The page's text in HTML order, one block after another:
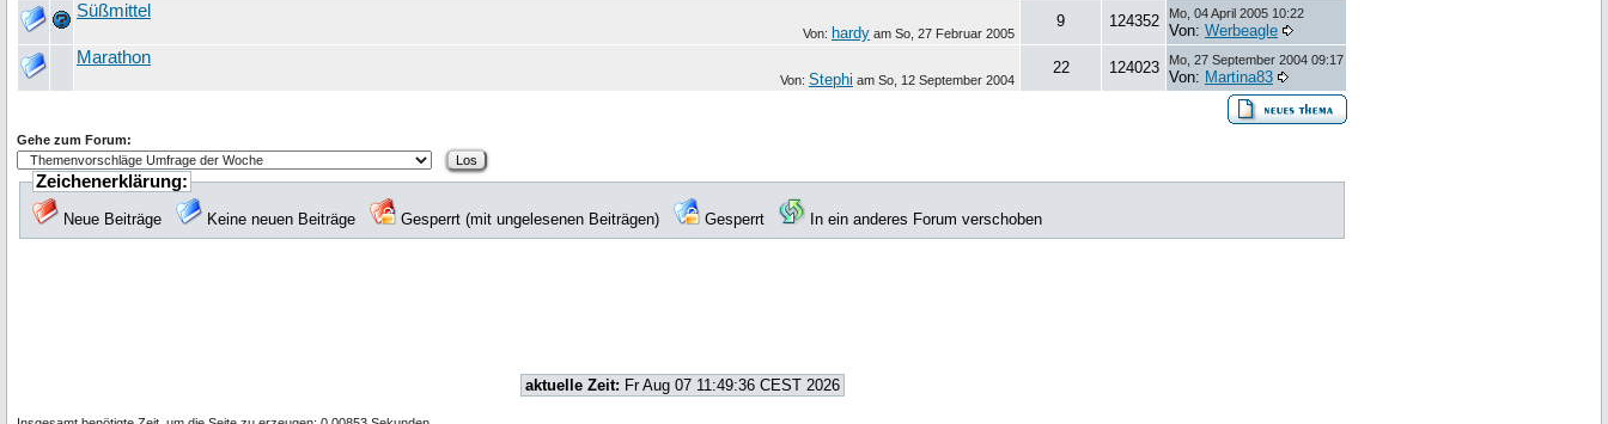
Süßmittel
Von: hardy am So, 27 Februar 2005
9 124352 Mo, 04 April 2005 10:22
Von: Werbeagle
Marathon
Von: Stephi am So, 12 September 2004
22 124023 Mo, 27 September 2004 09:17
Von: Martina83
Gehe zum Forum:
Zeichenerklärung:
Neue Beiträge Keine neuen Beiträge Gesperrt (mit ungelesenen Beiträgen) Gesperrt In ein anderes Forum verschoben
aktuelle Zeit: Fr Aug 07 11:49:36 CEST 2026